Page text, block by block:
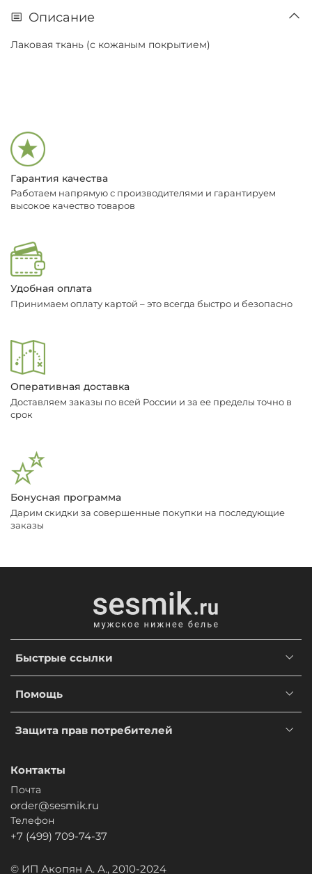
Описание
Лаковая ткань (с кожаным покрытием)
Гарантия качества
Работаем напрямую с производителями и гарантируем
высокое качество товаров
Удобная оплата
Принимаем оплату картой – это всегда быстро и безопасно
Оперативная доставка
Доставляем заказы по всей России и за ее пределы точно в
срок
Бонусная программа
Дарим скидки за совершенные покупки на последующие
заказы
Быстрые ссылки
Помощь
Защита прав потребителей
Контакты
Почта
order@sesmik.ru
Телефон
+7 (499) 709-74-37
© ИП Акопян А. А., 2010-2024